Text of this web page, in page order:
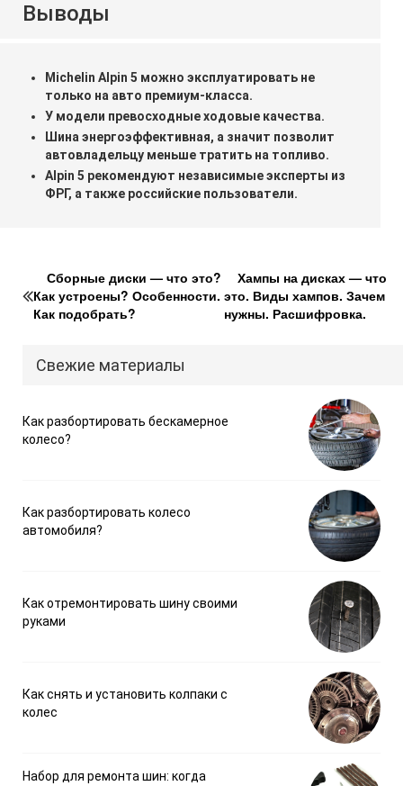
Выводы
Michelin Alpin 5 можно эксплуатировать не
только на авто премиум-класса.
У модели превосходные ходовые качества.
Шина энергоэффективная, а значит позволит
автовладельцу меньше тратить на топливо.
Alpin 5 рекомендуют независимые эксперты из
ФРГ, а также российские пользователи.
Сборные диски — что это?
Как устроены? Особенности.
Как подобрать?
Хампы на дисках — что
это. Виды хампов. Зачем
нужны. Расшифровка.
Свежие материалы
Как разбортировать бескамерное
колесо?
Как разбортировать колесо
автомобиля?
Как отремонтировать шину своими
руками
Как снять и установить колпаки с
колес
Набор для ремонта шин: когда